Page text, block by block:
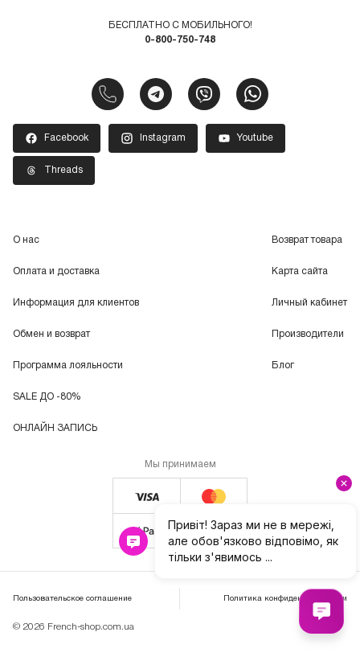
БЕСПЛАТНО С МОБИЛЬНОГО!
0-800-750-748
Facebook Instagram Youtube
Threads
О нас
Оплата и доставка
Информация для клиентов
Обмен и возврат
Программа лояльности
SALE ДО -80%
ОНЛАЙН ЗАПИСЬ
Возврат товара
Карта сайта
Личный кабинет
Производители
Блог
Мы принимаем
© 2026 French-shop.com.ua
Пользовательское соглашение Политика конфиденциальности